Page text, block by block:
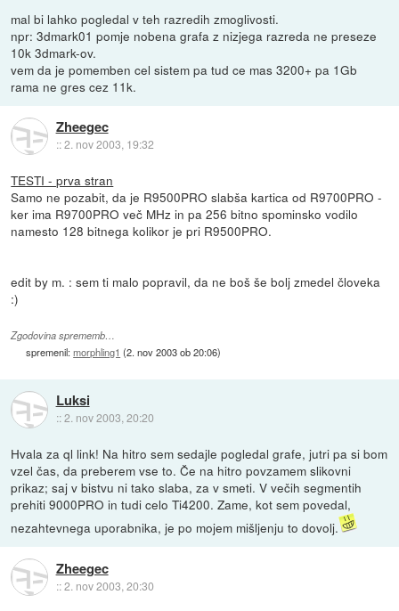
mal bi lahko pogledal v teh razredih zmoglivosti.
npr: 3dmark01 pomje nobena grafa z nizjega razreda ne preseze
10k 3dmark-ov.
vem da je pomemben cel sistem pa tud ce mas 3200+ pa 1Gb
rama ne gres cez 11k.
Zheegec
::2. nov 2003, 19:32
TESTI - prva stran
Samo ne pozabit, da je R9500PRO slabša kartica od R9700PRO -
ker ima R9700PRO več MHz in pa 256 bitno spominsko vodilo
namesto 128 bitnega kolikor je pri R9500PRO.
edit by m. : sem ti malo popravil, da ne boš še bolj zmedel človeka
:)
Zgodovina sprememb…
spremenil:morphling1 (2. nov 2003 ob 20:06)
Luksi
::2. nov 2003, 20:20
Hvala za ql link! Na hitro sem sedajle pogledal grafe, jutri pa si bom
vzel čas, da preberem vse to. Če na hitro povzamem slikovni
prikaz; saj v bistvu ni tako slaba, za v smeti. V večih segmentih
prehiti 9000PRO in tudi celo Ti4200. Zame, kot sem povedal,
nezahtevnega uporabnika, je po mojem mišljenju to dovolj.
Zheegec
::2. nov 2003, 20:30